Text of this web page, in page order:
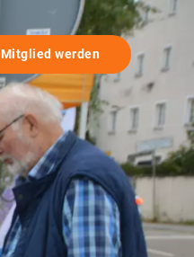
Mitglied werden